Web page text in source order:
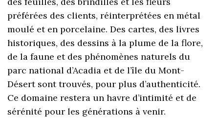
préférées des clients, réinterprétées en métal
moulé et en porcelaine. Des cartes, des livres
historiques, des dessins à la plume de la flore,
de la faune et des phénomènes naturels du
parc national d’Acadia et de l’île du Mont-
Désert sont trouvés, pour plus d’authenticité.
Ce domaine restera un havre d’intimité et de
sérénité pour les générations à venir.